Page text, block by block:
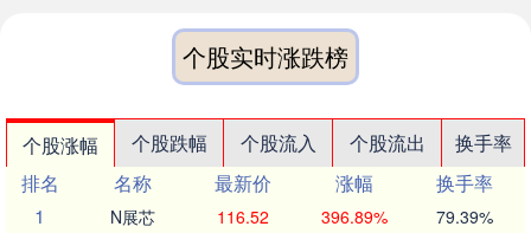
个股实时涨跌榜
个股涨幅 个股跌幅 个股流入 个股流出
换手率
排名
名称 最新价 涨幅
换手率
1
N展芯 116.52 396.89% 79.39%